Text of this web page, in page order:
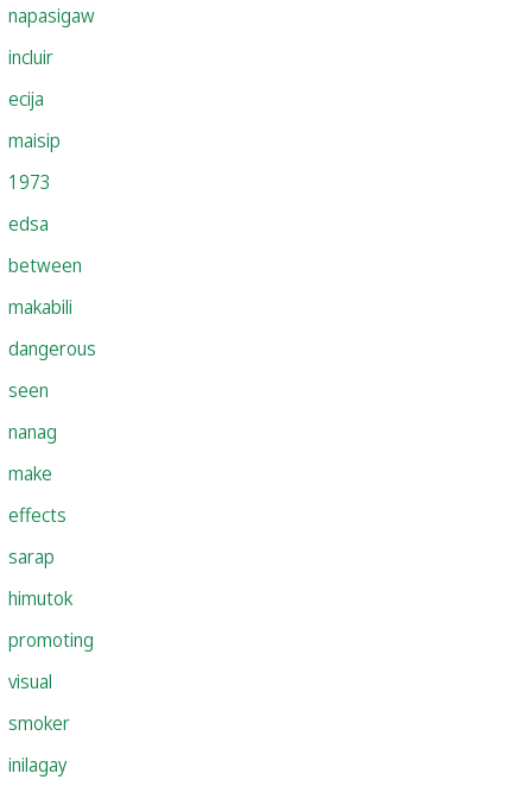
napasigaw
incluir
ecija
maisip
1973
edsa
between
makabili
dangerous
seen
nanag
make
effects
sarap
himutok
promoting
visual
smoker
inilagay